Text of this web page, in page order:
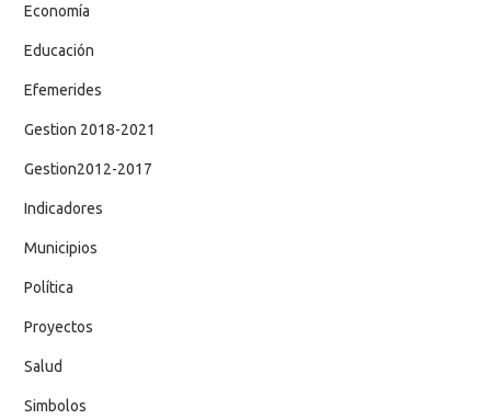
Economía
Educación
Efemerides
Gestion 2018-2021
Gestion2012-2017
Indicadores
Municipios
Política
Proyectos
Salud
Simbolos